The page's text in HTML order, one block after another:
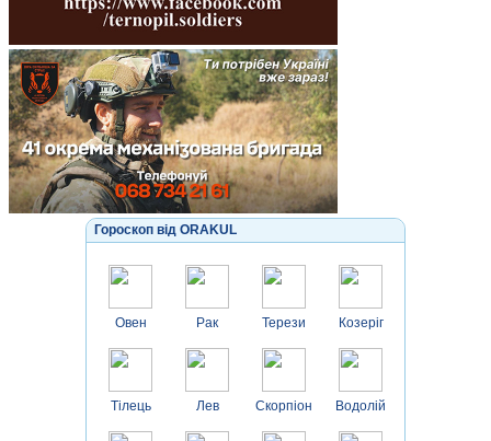
Гороскоп від ORAKUL
Овен
Тілець
Рак
Лев
Терези
Скорпіон
Козеріг
Водолій